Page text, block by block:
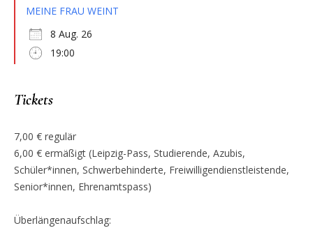
MEINE FRAU WEINT
8 Aug. 26
19:00
Tickets
7,00 € regulär
6,00 € ermäßigt (Leipzig-Pass, Studierende, Azubis,
Schüler*innen, Schwerbehinderte, Freiwilligendienstleistende,
Senior*innen, Ehrenamtspass)
Überlängenaufschlag: